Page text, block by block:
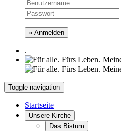
» Anmelden
.
Toggle navigation
Startseite
Unsere Kirche
Das Bistum